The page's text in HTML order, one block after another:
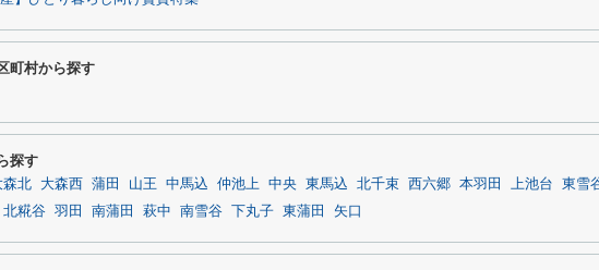
町村から探す
探す
森北 大森西 蒲田 山王 中馬込 仲池上 中央 東馬込 北千束 西六郷 本羽田 上池台 東雪
北糀谷 羽田 南蒲田 萩中 南雪谷 下丸子 東蒲田 矢口